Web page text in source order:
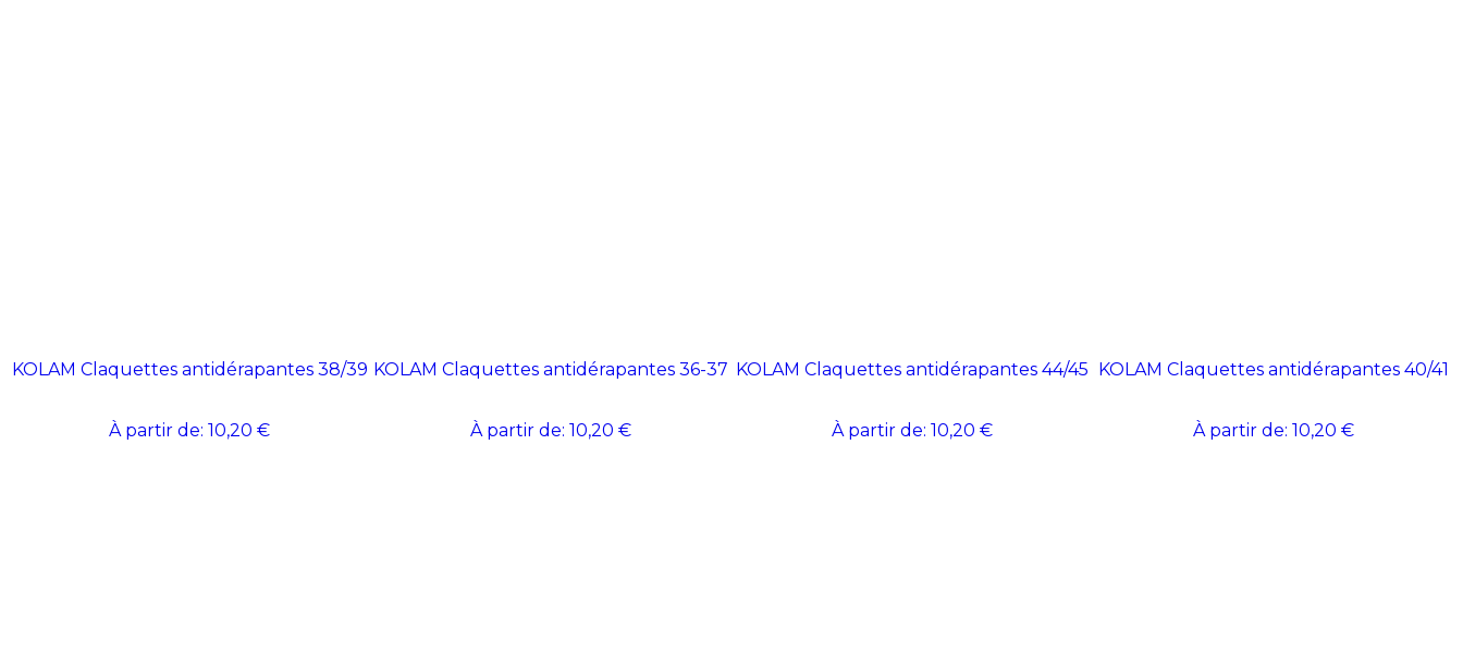
KOLAM Claquettes antidérapantes 38/39
À partir de: 10,20 €
KOLAM Claquettes antidérapantes 36-37
À partir de: 10,20 €
KOLAM Claquettes antidérapantes 44/45
À partir de: 10,20 €
KOLAM Claquettes antidérapantes 40/41
À partir de: 10,20 €